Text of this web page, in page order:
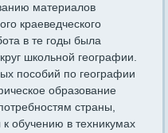
материалов
краеведческого
в те годы была
школьной географии.
пособий по географии
образование
страны,
к обучению в техникумах